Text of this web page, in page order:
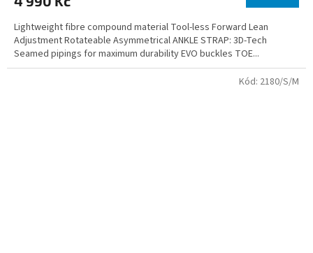
Lightweight fibre compound material Tool-less Forward Lean
Adjustment Rotateable Asymmetrical ANKLE STRAP: 3D-Tech
Seamed pipings for maximum durability EVO buckles TOE...
Kód: 2180/S/M